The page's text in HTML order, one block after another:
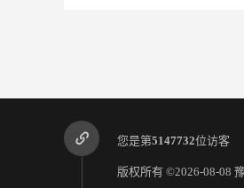
您是第5147732位访客
版权所有 ©2026-08-08